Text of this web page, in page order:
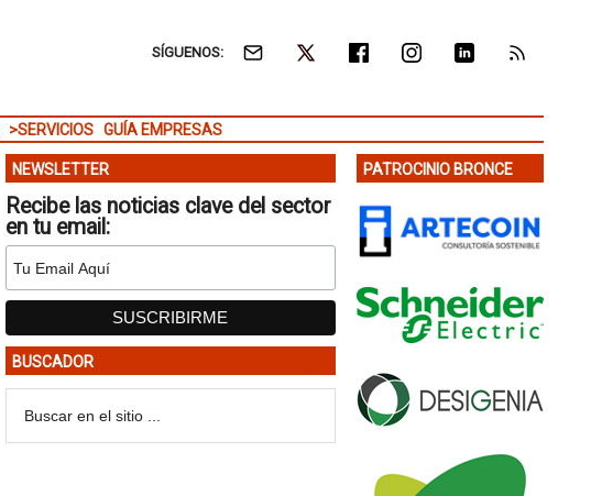
SÍGUENOS:
>SERVICIOS GUÍA EMPRESAS
NEWSLETTER
Recibe las noticias clave del sector
en tu email:
BUSCADOR
PATROCINIO BRONCE